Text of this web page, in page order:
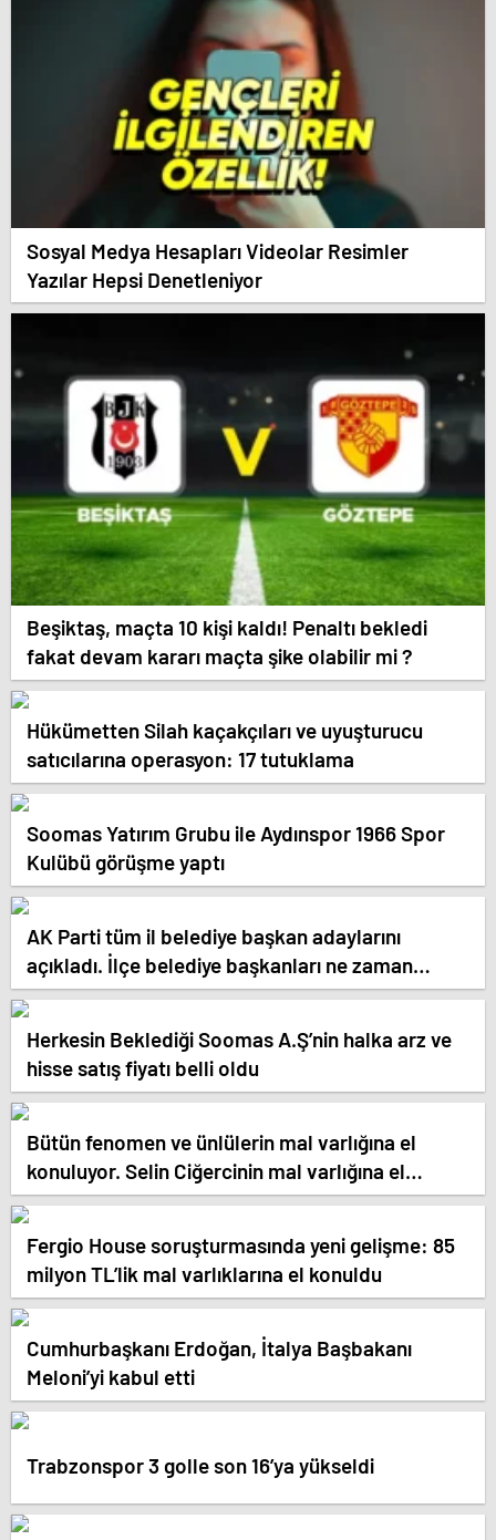
Sosyal Medya Hesapları Videolar Resimler
Yazılar Hepsi Denetleniyor
Beşiktaş, maçta 10 kişi kaldı! Penaltı bekledi
fakat devam kararı maçta şike olabilir mi ?
Hükümetten Silah kaçakçıları ve uyuşturucu
satıcılarına operasyon: 17 tutuklama
Soomas Yatırım Grubu ile Aydınspor 1966 Spor
Kulübü görüşme yaptı
AK Parti tüm il belediye başkan adaylarını
açıkladı. İlçe belediye başkanları ne zaman
açıklanacak
Herkesin Beklediği Soomas A.Ş’nin halka arz ve
hisse satış fiyatı belli oldu
Bütün fenomen ve ünlülerin mal varlığına el
konuluyor. Selin Ciğercinin mal varlığına el
konuldu.
Fergio House soruşturmasında yeni gelişme: 85
milyon TL’lik mal varlıklarına el konuldu
Cumhurbaşkanı Erdoğan, İtalya Başbakanı
Meloni’yi kabul etti
Trabzonspor 3 golle son 16’ya yükseldi